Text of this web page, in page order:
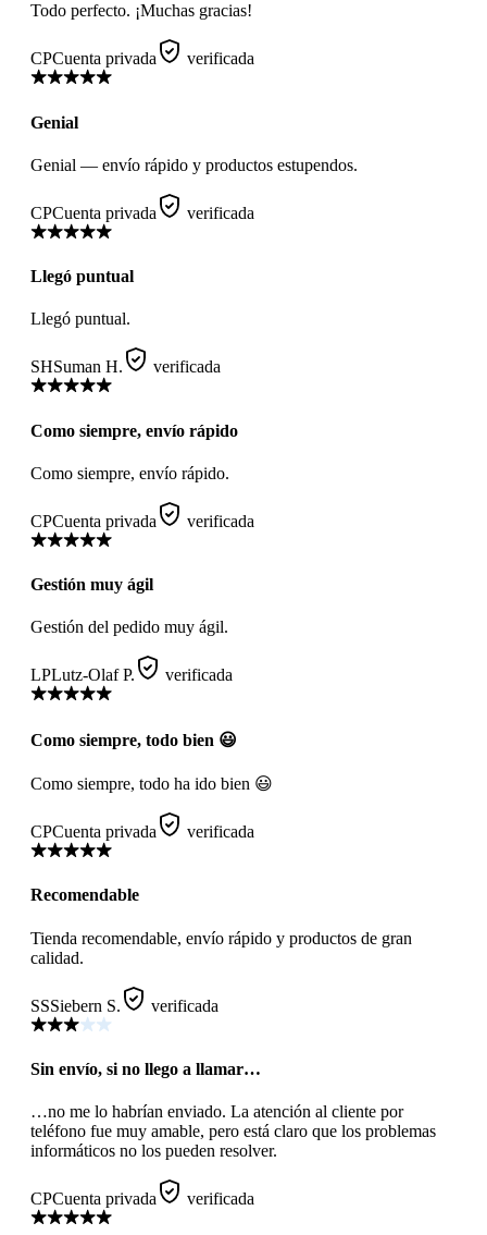
Todo perfecto. ¡Muchas gracias!
CPCuenta privada verificada
Genial
Genial — envío rápido y productos estupendos.
CPCuenta privada verificada
Llegó puntual
Llegó puntual.
SHSuman H. verificada
Como siempre, envío rápido
Como siempre, envío rápido.
CPCuenta privada verificada
Gestión muy ágil
Gestión del pedido muy ágil.
LPLutz-Olaf P. verificada
Como siempre, todo bien 😃
Como siempre, todo ha ido bien 😃
CPCuenta privada verificada
Recomendable
Tienda recomendable, envío rápido y productos de gran
calidad.
SSSiebern S. verificada
Sin envío, si no llego a llamar…
…no me lo habrían enviado. La atención al cliente por
teléfono fue muy amable, pero está claro que los problemas
informáticos no los pueden resolver.
CPCuenta privada verificada